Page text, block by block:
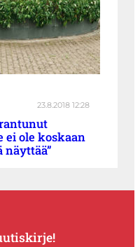
23.8.2018 12:28
ei ole koskaan